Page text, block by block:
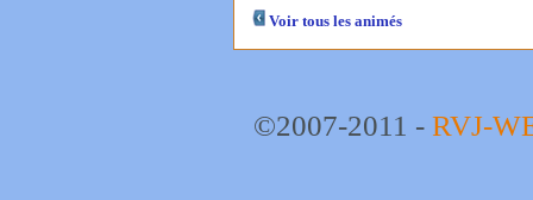
Voir tous les animés
©2007-2011 - RVJ-